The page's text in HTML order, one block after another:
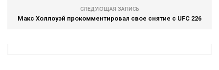
СЛЕДУЮЩАЯ ЗАПИСЬ
Макс Холлоуэй прокомментировал свое снятие с UFC 226